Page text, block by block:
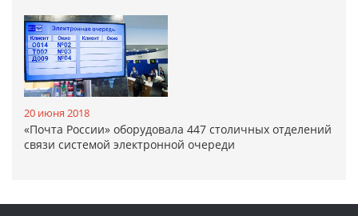
20 июня 2018
«Почта России» оборудовала 447 столичных отделений
связи системой электронной очереди